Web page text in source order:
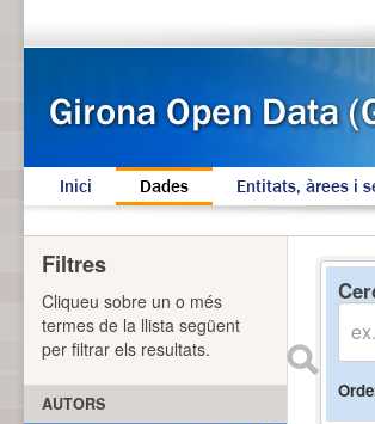
Inici Dades Entitats, àrees i
Filtres
Cliqueu sobre un o més
termes de la llista següent
per filtrar els resultats.
AUTORS